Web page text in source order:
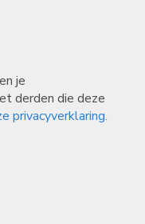
je
derden die deze
privacyverklaring.